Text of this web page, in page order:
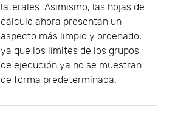
laterales. Asimismo, las hojas de
cálculo ahora presentan un
aspecto más limpio y ordenado,
ya que los límites de los grupos
de ejecución ya no se muestran
de forma predeterminada.